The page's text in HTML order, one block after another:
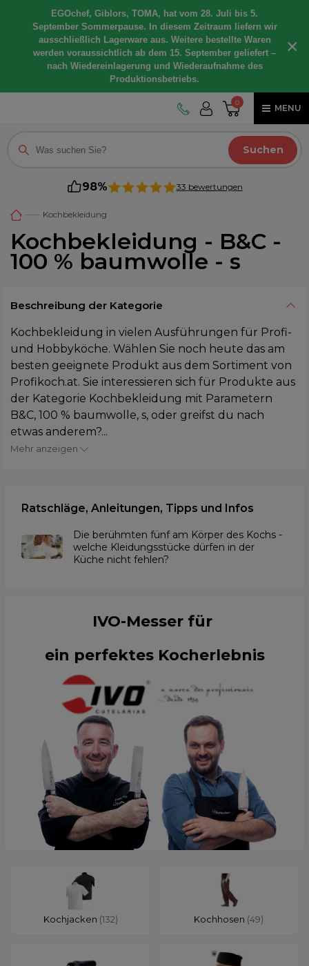
EGOchef, Giblors, TOMA, hat vom 28. Juli bis 5.
September Sommerpause. In diesem Zeitraum liefern wir
ausschließlich Lagerware aus. Weitere bestellte Waren
werden voraussichtlich ab dem 15. September geliefert –
nach Wiedereinlagerung und Wiederaufnahme des
Produktionsbetriebs.
×
0
MENU
Suchen
98% 33 bewertungen
Kochbekleidung
Kochbekleidung - B&C -
100 % baumwolle - s
Beschreibung der Kategorie
Kochbekleidung in vielen Ausführungen für Profi-
und Hobbyköche. Wählen Sie noch heute das am
besten geeignete Produkt aus dem Sortiment von
Profikoch.at. Sie interessieren sich für Produkte aus
der Kategorie Kochbekleidung mit Parametern
B&C, 100 % baumwolle, s, oder greifst du nach
etwas anderem?...
Mehr anzeigen
Ratschläge, Anleitungen, Tipps und Infos
Die berühmten fünf am Körper des Kochs -
welche Kleidungsstücke dürfen in der
Küche nicht fehlen?
IVO-Messer für
ein perfektes Kocherlebnis
Kochjacken (132) Kochhosen (49)